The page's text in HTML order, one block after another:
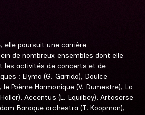
elle poursuit une carrière
de nombreux ensembles dont elle
les activités de concerts et de
: Elyma (G. Garrido), Doulce
le Poème Harmonique (V. Dumestre), La
Accentus (L. Equilbey), Artaserse
Baroque orchestra (T. Koopman),